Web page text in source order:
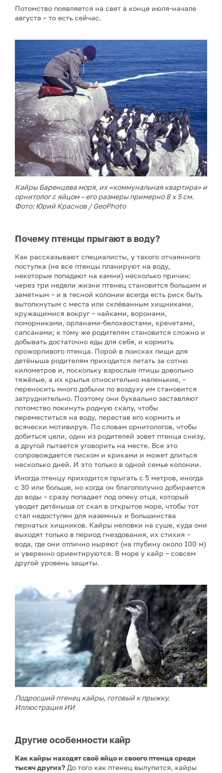
Потомство появляется на свет в конце июля-начале
августа – то есть сейчас.
Кайры Баренцева моря, их «коммунальная квартира» и
орнитолог с яйцом – его размеры примерно 8 х 5 см.
Фото: Юрий Краснов / GeoPhoto
Почему птенцы прыгают в воду?
Как рассказывают специалисты, у такого отчаянного
поступка (не все птенцы планируют на воду,
некоторые попадают на камни) несколько причин:
через три недели жизни птенец становится большим и
заметным – и в тесной колонии всегда есть риск быть
вытолкнутым с места или склёванным хищниками,
кружащимися вокруг – чайками, воронами,
поморниками, орланами-белохвостами, кречетами,
сапсанами; к тому же родителям становится сложно и
добывать достаточно еды для себя, и кормить
прожорливого птенца. Порой в поисках пищи для
детёныша родителям приходится летать за сотню
километров и, поскольку взрослые птицы довольно
тяжёлые, а их крылья относительно маленькие, –
переносить много добычи по воздуху им становится
затруднительно. Поэтому они буквально заставляют
потомство покинуть родную скалу, чтобы
переместиться на воду, перестав его кормить и
всячески мотивируя. По словам орнитологов, чтобы
добиться цели, один из родителей зовет птенца снизу,
а другой пытается уговорить на месте. Все это
сопровождается писком и криками и может длиться
несколько дней. И это только в одной семье колонии.
Иногда птенцу приходится прыгать с 5 метров, иногда
с 30 или больше, но когда он благополучно добирается
до воды – сразу попадает под опеку отца, который
уводит детёныша от скал в открытое море, чтобы тот
стал недоступен для наземных и большинства
пернатых хищников. Кайры неловки на суше, куда они
выходят только в период гнездования, их стихия –
вода, где они отлично ныряют (на глубину около 100 м)
и уверенно ориентируются. В море у кайр – совсем
другой уровень защиты.
Подросший птенец кайры, готовый к прыжку.
Иллюстрация ИИ
Другие особенности кайр
Как кайры находят своё яйцо и своего птенца среди
тысяч других? До того как птенец вылупится, кайры